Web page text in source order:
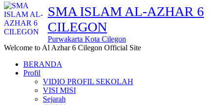
SMA ISLAM AL-AZHAR 6
CILEGON
Purwakarta Kota Cilegon
Welcome to Al Azhar 6 Cilegon Official Site
BERANDA
Profil
VIDIO PROFIL SEKOLAH
VISI MISI
Sejarah